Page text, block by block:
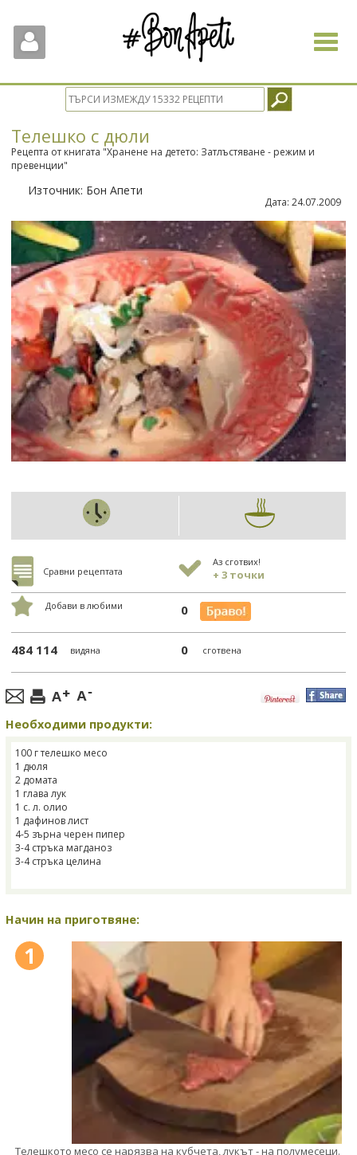
Toggle
Телешко с дюли
Рецепта от книгата "Хранене на детето: Затлъстяване - режим и
превенции"
Източник: Бон Апети
Дата: 24.07.2009
Сравни рецептата
Аз сготвих!
+ 3 точки
Добави в любими 0
484 114 видяна 0 сготвена
Необходими продукти:
100 г телешко месо
1 дюля
2 домата
1 глава лук
1 с. л. олио
1 дафинов лист
4-5 зърна черен пипер
3-4 стръка магданоз
3-4 стръка целина
Начин на приготвяне:
1
Телешкото месо се нарязва на кубчета, лукът - на полумесеци.